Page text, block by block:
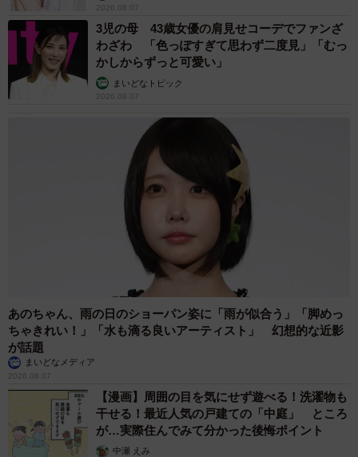
2026.08.07
3児の母 43歳女優の肩見せコーデでファンざ
わざわ 「色っぽすぎて思わず二度見」「むっ
かしからずっと可愛い」
まいどなトピック
2026.08.07
あのちゃん、雨の日のショーパン姿に「雨が似合う」「脚めっ
ちゃきれい！」「水も滴る良いアーティスト」 幻想的な近影
が話題
まいどなメディア
2026.08.07
【漫画】周囲の目を気にせず遊べる！洗濯物も
干せる！最近人気の戸建ての「中庭」 ところ
が…実際住んでみて分かった後悔ポイント
中瀬 えみ